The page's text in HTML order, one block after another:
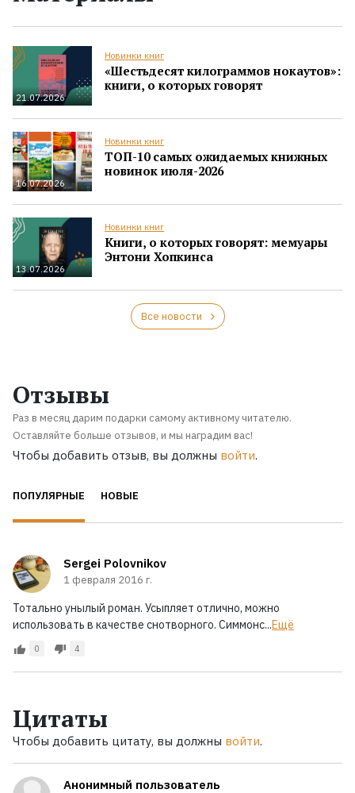
21.07.2026
Новинки книг
«Шестьдесят килограммов нокаутов»:
книги, о которых говорят
16.07.2026
Новинки книг
ТОП-10 самых ожидаемых книжных
новинок июля-2026
13.07.2026
Новинки книг
Книги, о которых говорят: мемуары
Энтони Хопкинса
Все новости
Отзывы
Раз в месяц дарим подарки самому активному читателю.
Оставляйте больше отзывов, и мы наградим вас!
Чтобы добавить отзыв, вы должны войти.
ПОПУЛЯРНЫЕ НОВЫЕ
Sergei Polovnikov
1 февраля 2016 г.
Тотально унылый роман. Усыпляет отлично, можно
использовать в качестве снотворного. Симмонс...Ещё
0 4
Цитаты
Чтобы добавить цитату, вы должны войти.
Анонимный пользователь